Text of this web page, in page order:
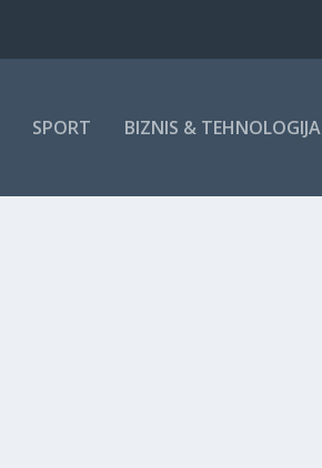
SPORT BIZNIS & TEHNOLOGIJA